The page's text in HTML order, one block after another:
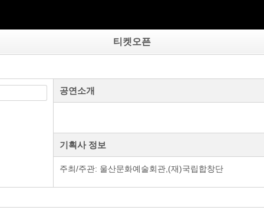
티켓오픈
공연소개
기획사 정보
주최/주관: 울산문화예술회관,(재)국립합창단